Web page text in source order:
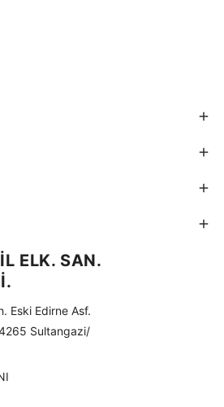
ELK. SAN.
Eski Edirne Asf.
Sultangazi/